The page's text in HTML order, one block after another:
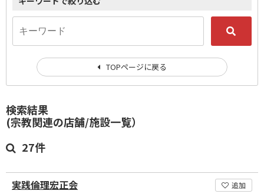
検索結果
(宗教関連の店舗/施設一覧）
27件
実践倫理宏正会
追加
TOPページに戻る